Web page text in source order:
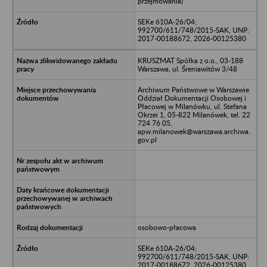
SEKe 610A-26/04;
992700/611/748/2015-SAK, UNP:
2017-00188672, 2026-00125380
KRUSZMAT Spółka z o.o., 03-188
Warszawa, ul. Śreniawitów 3/48
Archiwum Państwowe w Warszawie
Oddział Dokumentacji Osobowej i
Płacowej w Milanówku, ul. Stefana
Okrzei 1, 05-822 Milanówek, tel. 22
724 76 05,
apw.milanowek@warszawa.archiwa.
gov.pl
osobowo-płacowa
SEKe 610A-26/04;
992700/611/748/2015-SAK, UNP:
2017-00188672, 2026-00125380